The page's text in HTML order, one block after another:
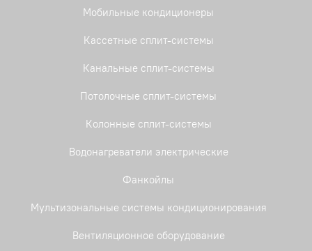
Мобильные кондиционеры
Кассетные сплит-системы
Канальные сплит-системы
Потолочные сплит-системы
Колонные сплит-системы
Водонагреватели электрические
Фанкойлы
Мультизональные системы кондиционирования
Вентиляционное оборудование